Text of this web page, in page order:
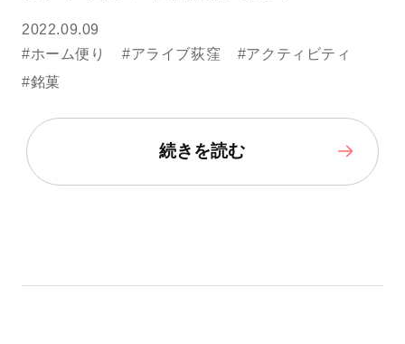
2022.09.09
#ホーム便り
#アライブ荻窪
#アクティビティ
#銘菓
続きを読む